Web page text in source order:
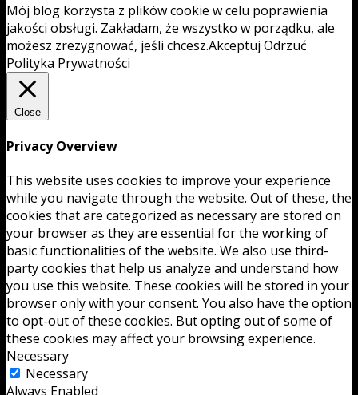
Mój blog korzysta z plików cookie w celu poprawienia
jakości obsługi. Zakładam, że wszystko w porządku, ale
możesz zrezygnować, jeśli chcesz.Akceptuj Odrzuć
Polityka Prywatności
Close
Privacy Overview
This website uses cookies to improve your experience
while you navigate through the website. Out of these, the
cookies that are categorized as necessary are stored on
your browser as they are essential for the working of
basic functionalities of the website. We also use third-
party cookies that help us analyze and understand how
you use this website. These cookies will be stored in your
browser only with your consent. You also have the option
to opt-out of these cookies. But opting out of some of
these cookies may affect your browsing experience.
Necessary
Necessary
Always Enabled